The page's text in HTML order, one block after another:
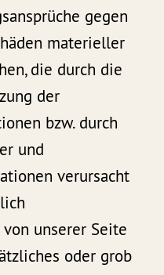
gegen
materieller
die durch die
der
bzw. durch
und
verursacht
unserer Seite
oder grob